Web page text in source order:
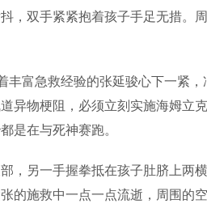
，双手紧紧抱着孩子手足无措。
富急救经验的张延骏心下一紧，
异物梗阻，必须立刻实施海姆立
是在与死神赛跑。
另一手握拳抵在孩子肚脐上两
施救中一点一点流逝，周围的